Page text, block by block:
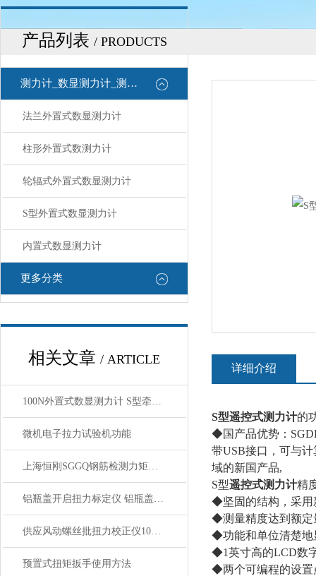
产品列表 / PRODUCTS
测力计_数显测力计_测力计
法兰外置式数显测力计
柱形外置式数测力计
轮辐式外置式数显测力计
S型外置式数显测力计
内置式数显测力计
更多分类
相关文章 / ARTICLE
100N外置式数显测力计 S型牵引力测试仪
微机电子拉力试验机功能
上海恒刚SGGQ钢筋检测力矩扳手使用前关键注意事项
铝瓶盖开启扭力标定仪 铝瓶盖数显扭力测试仪 电子扭矩测试仪
供应风动螺丝批扭力校正仪10N.m 50N.m 350N.m厂家
预置式扭矩扳手使用方法
详细介绍
S型遥控式测力计的
◆国产品优势：
带USB接口，可与
域的新国产品,
S型遥控式测力计精
◆坚固的结构，采
◆测量精度达到额
◆功能和单位清楚
◆1英寸高的LCD数
◆两个可编程的设置